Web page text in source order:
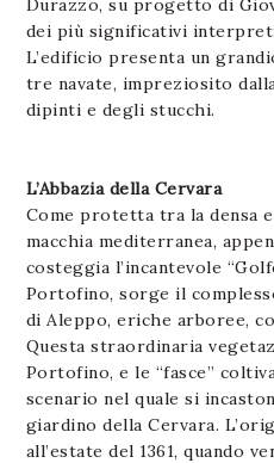
Durazzo, su progetto di
dei più significativi
L’edificio presenta un
tre navate, impreziosito
dipinti e degli stucchi.
L’Abbazia della Cervara
Come protetta tra la densa
macchia mediterranea,
costeggia l’incantevole
Portofino, sorge il
di Aleppo, eriche arboree,
Questa straordinaria
Portofino, e le “fasce”
scenario nel quale si
giardino della Cervara.
all’estate del 1361, quando